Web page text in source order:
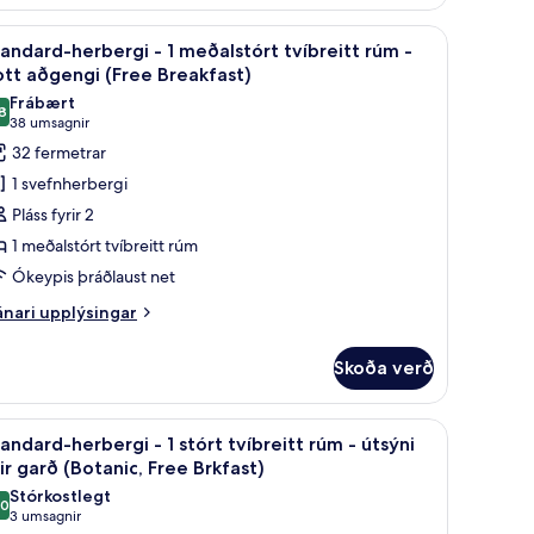
dýnum, öryggishólf í herbergiStandard-herbergi - 1 meðalstórt tvíbreitt
8
herbergi - 1 meðalstórt tvíbreitt rúm -
aðgengi (Free Breakfast)
af 10
Frábært
38 umsagnir
(38
umsagnir)
32 fermetrar
1 svefnherbergi
Pláss fyrir 2
1 meðalstórt tvíbreitt rúm
Ókeypis þráðlaust net
upplýsingar
Skoða verð
dýnum, öryggishólf í herbergi
7
herbergi - 1 stórt tvíbreitt rúm - útsýni
garð (Botanic, Free Brkfast)
af 10
Stórkostlegt
3 umsagnir
(3